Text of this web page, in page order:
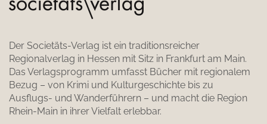
Der Societäts-Verlag ist ein traditionsreicher
Regionalverlag in Hessen mit Sitz in Frankfurt am Main.
Das Verlagsprogramm umfasst Bücher mit regionalem
Bezug – von Krimi und Kulturgeschichte bis zu
Ausflugs- und Wanderführern – und macht die Region
Rhein-Main in ihrer Vielfalt erlebbar.